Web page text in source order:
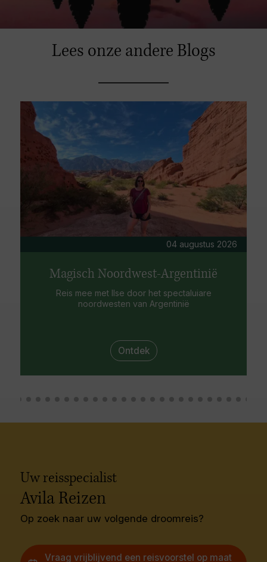
Lees onze andere Blogs
04 augustus 2026
Magisch Noordwest-Argentinië
Reis mee met Ilse door het spectaluiare
noordwesten van Argentinië
Ontdek
Uw reisspecialist
Avila Reizen
Op zoek naar uw volgende droomreis?
Vraag vrijblijvend een reisvoorstel op maat